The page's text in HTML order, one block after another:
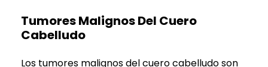
Tumores Malignos Del Cuero
Cabelludo
Los tumores malignos del cuero cabelludo son